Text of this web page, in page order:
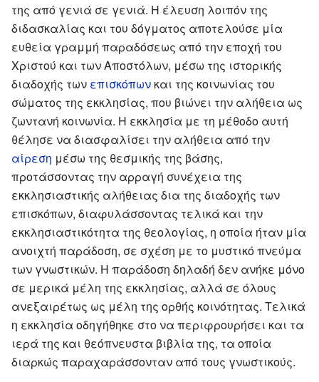
της από γενιά σε γενιά. Η έλευση λοιπόν της
διδασκαλίας και του δόγματος αποτελούσε μία
ευθεία γραμμή παραδόσεως από την εποχή του
Χριστού και των Αποστόλων, μέσω της ιστορικής
διαδοχής των επισκόπων και της κοινωνίας του
σώματος της εκκλησίας, που βιώνει την αλήθεια ως
ζωντανή κοινωνία. Η εκκλησία με τη μέθοδο αυτή
θέλησε να διασφαλίσει την αλήθεια από την
αίρεση μέσω της θεσμικής της βάσης,
προτάσσοντας την αρραγή συνέχεια της
εκκλησιαστικής αλήθειας δια της διαδοχής των
επισκόπων, διαφυλάσσοντας τελικά και την
εκκλησιαστικότητα της θεολογίας, η οποία ήταν μία
ανοιχτή παράδοση, σε σχέση με το μυστικό πνεύμα
των γνωστικών. Η παράδοση δηλαδή δεν ανήκε μόνο
σε μερικά μέλη της εκκλησίας, αλλά σε όλους
ανεξαιρέτως ως μέλη της ορθής κοινότητας. Τελικά
η εκκλησία οδηγήθηκε στο να περιφρουρήσει και τα
ιερά της και θεόπνευστα βιβλία της, τα οποία
διαρκώς παραχαράσσονταν από τους γνωστικούς.